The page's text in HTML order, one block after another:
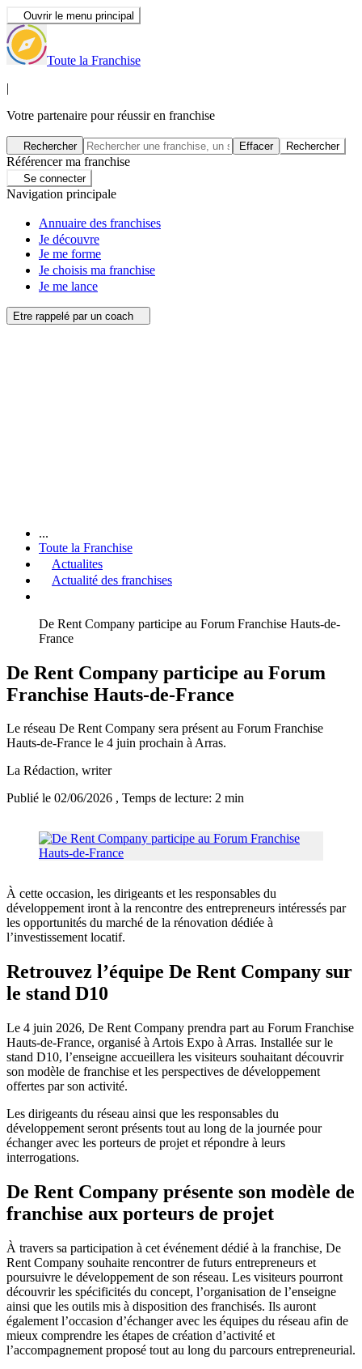
Ouvrir le menu principal
Toute la Franchise
|
Votre partenaire pour réussir en franchise
Rechercher Effacer Rechercher
Référencer ma franchise
Se connecter
Navigation principale
Annuaire des franchises
Je découvre
Je me forme
Je choisis ma franchise
Je me lance
Etre rappelé par un coach
...
Toute la Franchise
Actualites
Actualité des franchises
De Rent Company participe au Forum Franchise Hauts-de-
France
De Rent Company participe au Forum
Franchise Hauts-de-France
Le réseau De Rent Company sera présent au Forum Franchise
Hauts-de-France le 4 juin prochain à Arras.
La Rédaction, writer
Publié le 02/06/2026 , Temps de lecture: 2 min
À cette occasion, les dirigeants et les responsables du
développement iront à la rencontre des entrepreneurs intéressés par
les opportunités du marché de la rénovation dédiée à
l’investissement locatif.
Retrouvez l’équipe De Rent Company sur
le stand D10
Le 4 juin 2026, De Rent Company prendra part au Forum Franchise
Hauts-de-France, organisé à Artois Expo à Arras. Installée sur le
stand D10, l’enseigne accueillera les visiteurs souhaitant découvrir
son modèle de franchise et les perspectives de développement
offertes par son activité.
Les dirigeants du réseau ainsi que les responsables du
développement seront présents tout au long de la journée pour
échanger avec les porteurs de projet et répondre à leurs
interrogations.
De Rent Company présente son modèle de
franchise aux porteurs de projet
À travers sa participation à cet événement dédié à la franchise, De
Rent Company souhaite rencontrer de futurs entrepreneurs et
poursuivre le développement de son réseau. Les visiteurs pourront
découvrir les spécificités du concept, l’organisation de l’enseigne
ainsi que les outils mis à disposition des franchisés. Ils auront
également l’occasion d’échanger avec les équipes du réseau afin de
mieux comprendre les étapes de création d’activité et
l’accompagnement proposé tout au long du parcours entrepreneurial.